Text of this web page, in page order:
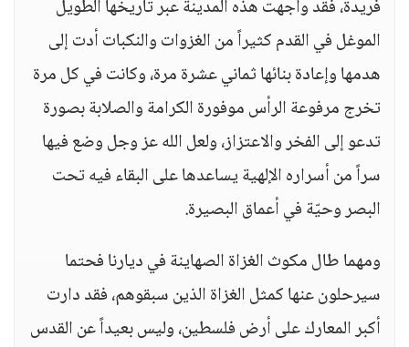
فريدة، فقد واجهت هذه المدينة عبر تاريخها الطويل
الموغل في القدم كثيراً من الغزوات والنكبات أدت إلى
هدمها وإعادة بنائها ثماني عشرة مرة، وكانت في كل مرة
تخرج مرفوعة الرأس موفورة الكرامة والصلابة بصورة
تدعو إلى الفخر والاعتزاز، ولعل الله عز وجل وضع فيها
سراً من أسراره الإلهية يساعدها على البقاء فيه تحت
البصر وحيّة في أعماق البصيرة.
ومهما طال مكوث الغزاة الصهاينة في ديارنا فحتما
سيرحلون عنها كمثل الغزاة الذين سبقوهم، فقد دارت
أكبر المعارك على أرض فلسطين، وليس بعيداً عن القدس